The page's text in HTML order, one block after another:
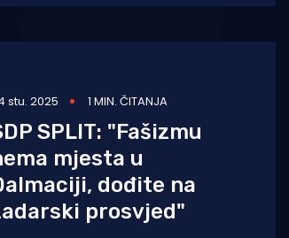
stu. 2025 1 MIN. ČITANJA
SPLIT: "Fašizmu
mjesta u
dođite na
prosvjed"